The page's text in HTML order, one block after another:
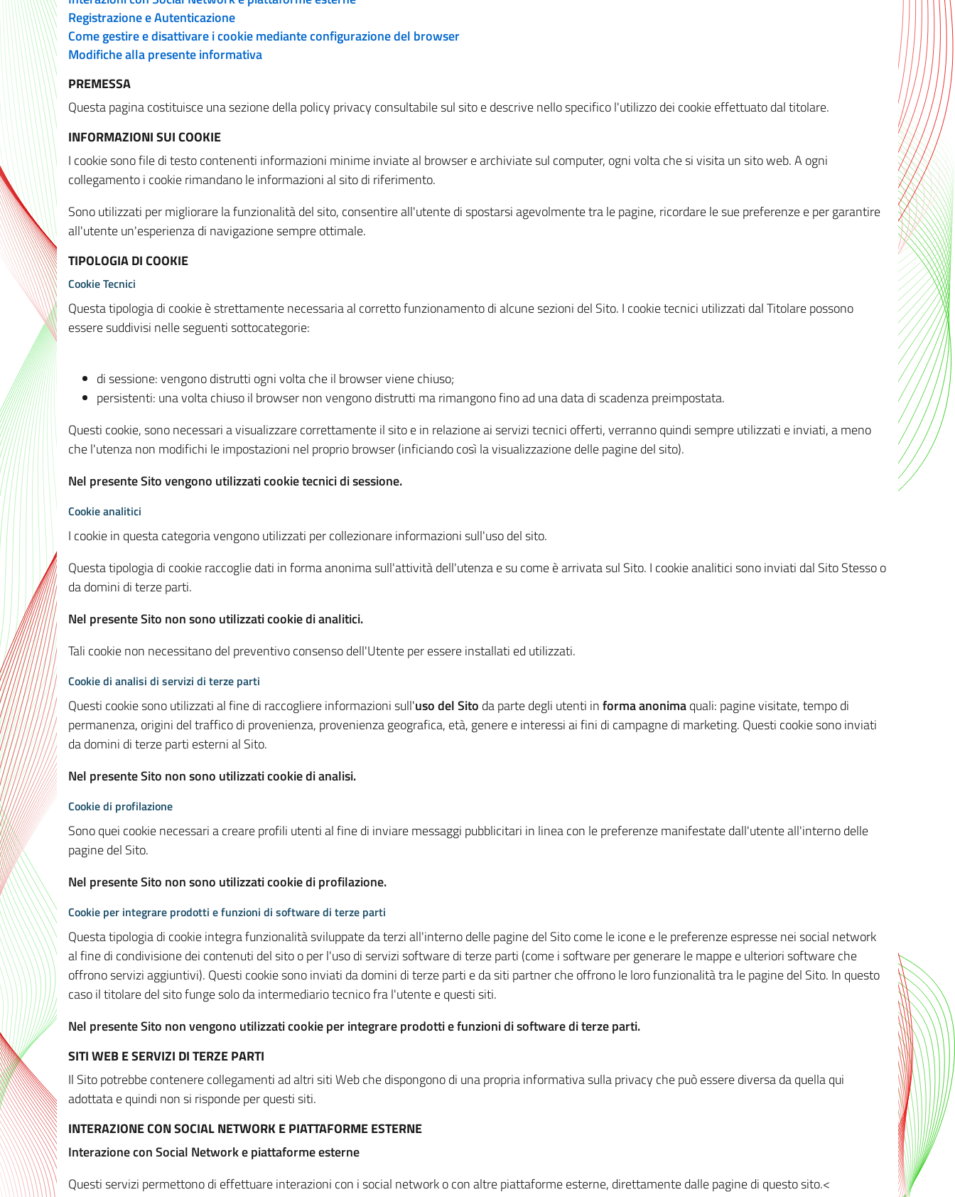
Registrazione e Autenticazione
Come gestire e disattivare i cookie mediante configurazione del browser
Modifiche alla presente informativa
PREMESSA
Questa pagina costituisce una sezione della policy privacy consultabile sul sito e descrive nello specifico l'utilizzo dei cookie effettuato dal titolare.
INFORMAZIONI SUI COOKIE
I cookie sono file di testo contenenti informazioni minime inviate al browser e archiviate sul computer, ogni volta che si visita un sito web. A ogni
collegamento i cookie rimandano le informazioni al sito di riferimento.
Sono utilizzati per migliorare la funzionalità del sito, consentire all'utente di spostarsi agevolmente tra le pagine, ricordare le sue preferenze e per garantire
all'utente un'esperienza di navigazione sempre ottimale.
TIPOLOGIA DI COOKIE
Cookie Tecnici
Questa tipologia di cookie è strettamente necessaria al corretto funzionamento di alcune sezioni del Sito. I cookie tecnici utilizzati dal Titolare possono
essere suddivisi nelle seguenti sottocategorie:
di sessione: vengono distrutti ogni volta che il browser viene chiuso;
persistenti: una volta chiuso il browser non vengono distrutti ma rimangono fino ad una data di scadenza preimpostata.
Questi cookie, sono necessari a visualizzare correttamente il sito e in relazione ai servizi tecnici offerti, verranno quindi sempre utilizzati e inviati, a meno
che l'utenza non modifichi le impostazioni nel proprio browser (inficiando così la visualizzazione delle pagine del sito).
Nel presente Sito vengono utilizzati cookie tecnici di sessione.
Cookie analitici
I cookie in questa categoria vengono utilizzati per collezionare informazioni sull'uso del sito.
Questa tipologia di cookie raccoglie dati in forma anonima sull'attività dell'utenza e su come è arrivata sul Sito. I cookie analitici sono inviati dal Sito Stesso o
da domini di terze parti.
Nel presente Sito non sono utilizzati cookie di analitici.
Tali cookie non necessitano del preventivo consenso dell'Utente per essere installati ed utilizzati.
Cookie di analisi di servizi di terze parti
Questi cookie sono utilizzati al fine di raccogliere informazioni sull'uso del Sito da parte degli utenti informa anonimaquali: pagine visitate, tempo di
permanenza, origini del traffico di provenienza, provenienza geografica, età, genere e interessi ai fini di campagne di marketing. Questi cookie sono inviati
da domini di terze parti esterni al Sito.
Nel presente Sito non sono utilizzati cookie di analisi.
Cookie di profilazione
Sono quei cookie necessari a creare profili utenti al fine di inviare messaggi pubblicitari in linea con le preferenze manifestate dall'utente all'interno delle
pagine del Sito.
Nel presente Sito non sono utilizzati cookie di profilazione.
Cookie per integrare prodotti e funzioni di software di terze parti
Questa tipologia di cookie integra funzionalità sviluppate da terzi all'interno delle pagine del Sito come le icone e le preferenze espresse nei social network
al fine di condivisione dei contenuti del sito o per l'uso di servizi software di terze parti (come i software per generare le mappe e ulteriori software che
offrono servizi aggiuntivi). Questi cookie sono inviati da domini di terze parti e da siti partner che offrono le loro funzionalità tra le pagine del Sito. In questo
caso il titolare del sito funge solo da intermediario tecnico fra l'utente e questi siti.
Nel presente Sito non vengono utilizzati cookie per integrare prodotti e funzioni di software di terze parti.
SITI WEB E SERVIZI DI TERZE PARTI
Il Sito potrebbe contenere collegamenti ad altri siti Web che dispongono di una propria informativa sulla privacy che può essere diversa da quella qui
adottata e quindi non si risponde per questi siti.
INTERAZIONE CON SOCIAL NETWORK E PIATTAFORME ESTERNE
Interazione con Social Network e piattaforme esterne
Questi servizi permettono di effettuare interazioni con i social network o con altre piattaforme esterne, direttamente dalle pagine di questo sito.<